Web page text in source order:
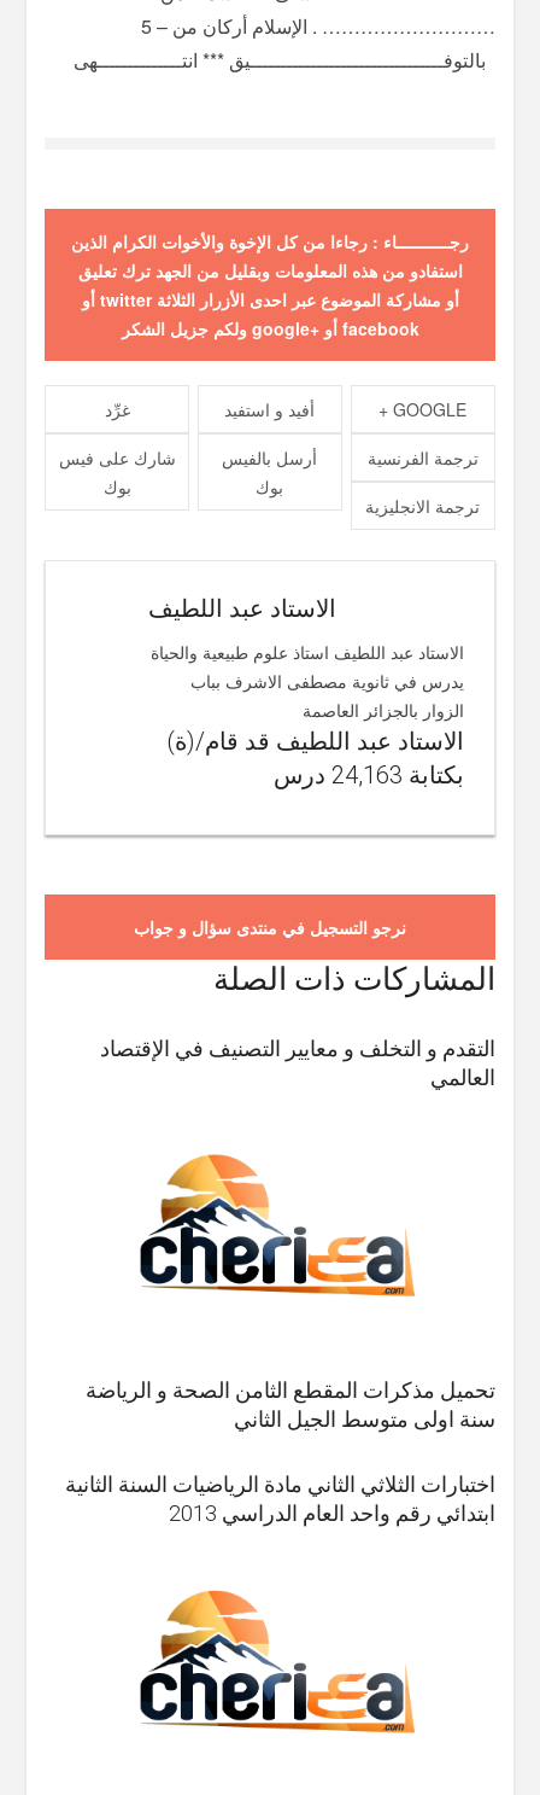
‫‪.‬‬ ‫‪………………………‬‬ ‫الإسلام‬ ‫أركان‬ ‫من‬ ‫–‬ ‫‪5‬‬
رجـــــــــــاء : رجاءا من كل الإخوة والأخوات الكرام الذين
استفادو من هذه المعلومات وبقليل من الجهد ترك تعليق
أو مشاركة الموضوع عبر احدى الأزرار الثلاثة twitter أو
facebook أو +google ولكم جزيل الشكر
غرِّد أفيد و استفيد
GOOGLE +
شارك على فيس
بوك
أرسل بالفيس
بوك
ترجمة الفرنسية
ترجمة الانجليزية
الاستاد عبد اللطيف
الاستاد عبد اللطيف استاذ علوم طبيعية والحياة
يدرس في ثانوية مصطفى الاشرف بباب
الزوار بالجزائر العاصمة
الاستاد عبد اللطيف قد قام/(ة)
بكتابة 24,163 درس
نرجو التسجيل في منتدى سؤال و جواب
المشاركات ذات الصلة
التقدم و التخلف و معايير التصنيف في الإقتصاد
العالمي
تحميل مذكرات المقطع الثامن الصحة و الرياضة
سنة اولى متوسط الجيل الثاني
اختبارات الثلاثي الثاني مادة الرياضيات السنة الثانية
ابتدائي رقم واحد العام الدراسي 2013